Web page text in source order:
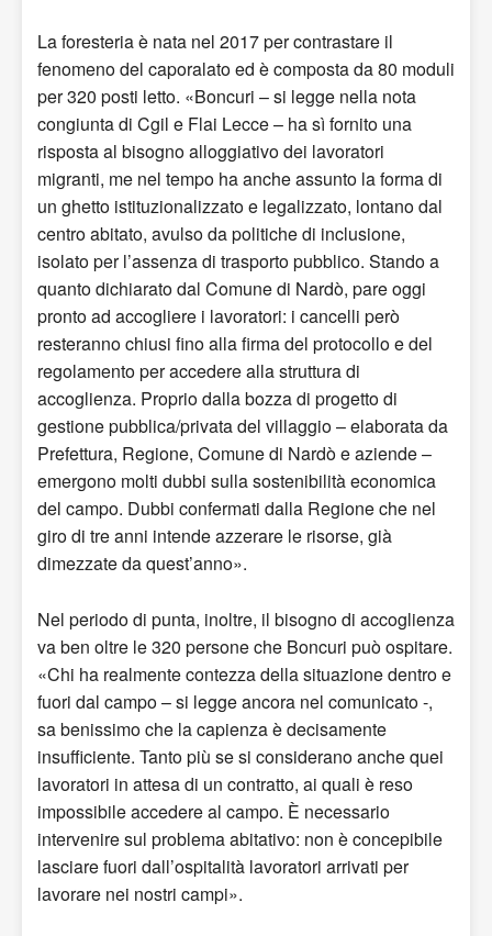
La foresteria è nata nel 2017 per contrastare il
fenomeno del caporalato ed è composta da 80 moduli
per 320 posti letto. «Boncuri – si legge nella nota
congiunta di Cgil e Flai Lecce – ha sì fornito una
risposta al bisogno alloggiativo dei lavoratori
migranti, me nel tempo ha anche assunto la forma di
un ghetto istituzionalizzato e legalizzato, lontano dal
centro abitato, avulso da politiche di inclusione,
isolato per l’assenza di trasporto pubblico. Stando a
quanto dichiarato dal Comune di Nardò, pare oggi
pronto ad accogliere i lavoratori: i cancelli però
resteranno chiusi fino alla firma del protocollo e del
regolamento per accedere alla struttura di
accoglienza. Proprio dalla bozza di progetto di
gestione pubblica/privata del villaggio – elaborata da
Prefettura, Regione, Comune di Nardò e aziende –
emergono molti dubbi sulla sostenibilità economica
del campo. Dubbi confermati dalla Regione che nel
giro di tre anni intende azzerare le risorse, già
dimezzate da quest’anno».
Nel periodo di punta, inoltre, il bisogno di accoglienza
va ben oltre le 320 persone che Boncuri può ospitare.
«Chi ha realmente contezza della situazione dentro e
fuori dal campo – si legge ancora nel comunicato -,
sa benissimo che la capienza è decisamente
insufficiente. Tanto più se si considerano anche quei
lavoratori in attesa di un contratto, ai quali è reso
impossibile accedere al campo. È necessario
intervenire sul problema abitativo: non è concepibile
lasciare fuori dall’ospitalità lavoratori arrivati per
lavorare nei nostri campi».